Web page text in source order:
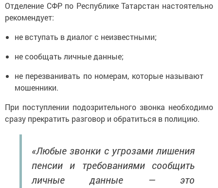
Отделение СФР по Республике Татарстан настоятельно
рекомендует:
не вступать в диалог с неизвестными;
не сообщать личные данные;
не перезванивать по номерам, которые называют
мошенники.
При поступлении подозрительного звонка необходимо
сразу прекратить разговор и обратиться в полицию.
«Любые звонки с угрозами лишения
пенсии и требованиями сообщить
личные данные — это